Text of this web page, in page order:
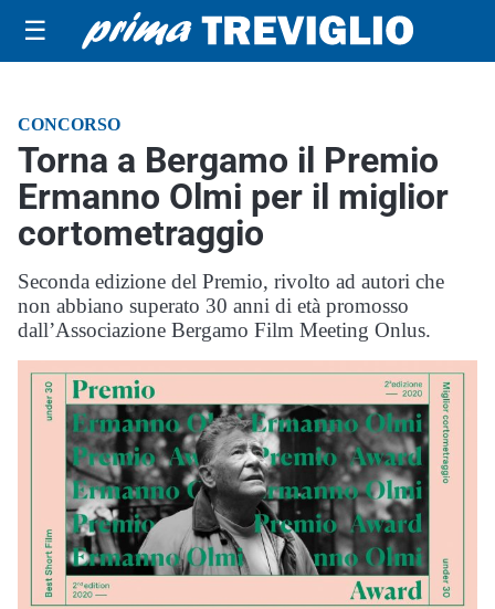
☰
CONCORSO
Torna a Bergamo il Premio
Ermanno Olmi per il miglior
cortometraggio
Seconda edizione del Premio, rivolto ad autori che
non abbiano superato 30 anni di età promosso
dall’Associazione Bergamo Film Meeting Onlus.